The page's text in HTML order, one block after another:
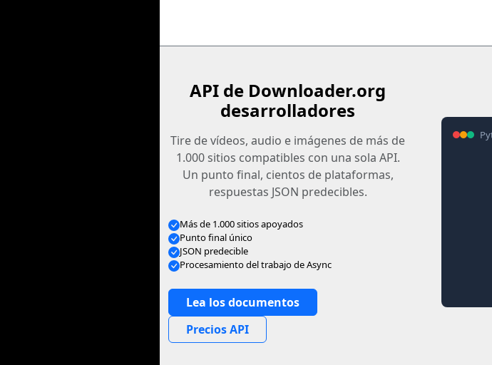
API de Downloader.org
desarrolladores
Tire de vídeos, audio e imágenes de más de
1.000 sitios compatibles con una sola API.
Un punto final, cientos de plataformas,
respuestas JSON predecibles.
Más de 1.000 sitios apoyados
Punto final único
JSON predecible
Procesamiento del trabajo de Async
Lea los documentos
Precios API